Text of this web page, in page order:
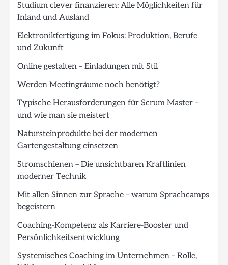
Studium clever finanzieren: Alle Möglichkeiten für
Inland und Ausland
Elektronikfertigung im Fokus: Produktion, Berufe
und Zukunft
Online gestalten – Einladungen mit Stil
Werden Meetingräume noch benötigt?
Typische Herausforderungen für Scrum Master –
und wie man sie meistert
Natursteinprodukte bei der modernen
Gartengestaltung einsetzen
Stromschienen – Die unsichtbaren Kraftlinien
moderner Technik
Mit allen Sinnen zur Sprache – warum Sprachcamps
begeistern
Coaching-Kompetenz als Karriere-Booster und
Persönlichkeitsentwicklung
Systemisches Coaching im Unternehmen – Rolle,